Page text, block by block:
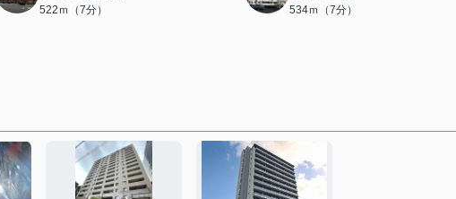
522ｍ（7分） 534ｍ（7分）